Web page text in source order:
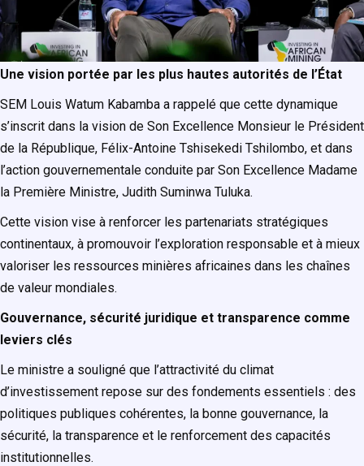
Une vision portée par les plus hautes autorités de l’État
SEM Louis Watum Kabamba a rappelé que cette dynamique
s’inscrit dans la vision de Son Excellence Monsieur le Président
de la République, Félix-Antoine Tshisekedi Tshilombo, et dans
l’action gouvernementale conduite par Son Excellence Madame
la Première Ministre, Judith Suminwa Tuluka.
Cette vision vise à renforcer les partenariats stratégiques
continentaux, à promouvoir l’exploration responsable et à mieux
valoriser les ressources minières africaines dans les chaînes
de valeur mondiales.
Gouvernance, sécurité juridique et transparence comme
leviers clés
Le ministre a souligné que l’attractivité du climat
d’investissement repose sur des fondements essentiels : des
politiques publiques cohérentes, la bonne gouvernance, la
sécurité, la transparence et le renforcement des capacités
institutionnelles.